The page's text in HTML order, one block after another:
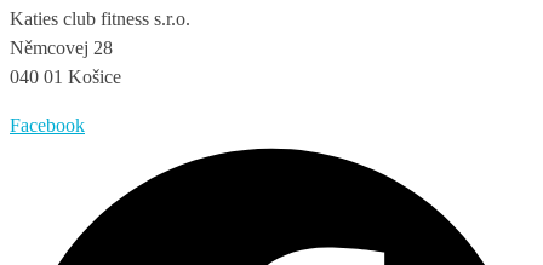
Katies club fitness s.r.o.
Němcovej 28
040 01 Košice
Facebook